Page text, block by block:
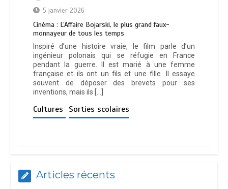
5 janvier 2026
Cinéma : L’Affaire Bojarski, le plus grand faux-
monnayeur de tous les temps
Inspiré d’une histoire vraie, le film parle d’un
ingénieur polonais qui se réfugie en France
pendant la guerre. Il est marié à une femme
française et ils ont un fils et une fille. Il essaye
souvent de déposer des brevets pour ses
inventions, mais ils […]
Cultures Sorties scolaires
Articles récents